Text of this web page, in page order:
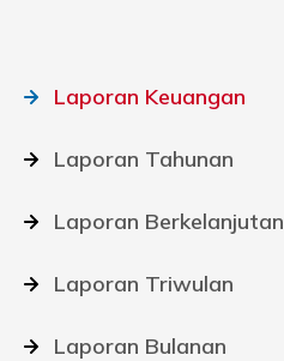
Laporan Keuangan
Laporan Tahunan
Laporan Berkelanjutan
Laporan Triwulan
Laporan Bulanan